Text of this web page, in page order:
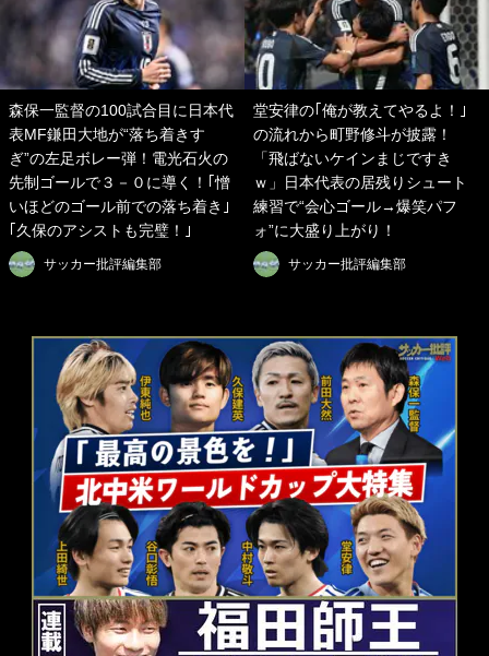
森保一監督の100試合目に日本代
表MF鎌田大地が“落ち着きす
ぎ”の左足ボレー弾！電光石火の
先制ゴールで３－０に導く！｢憎
いほどのゴール前での落ち着き｣
｢久保のアシストも完璧！｣
サッカー批評編集部
堂安律の｢俺が教えてやるよ！｣
の流れから町野修斗が披露！
「飛ばないケインまじですき
ｗ」日本代表の居残りシュート
練習で“会心ゴール→爆笑パフ
ォ”に大盛り上がり！
サッカー批評編集部